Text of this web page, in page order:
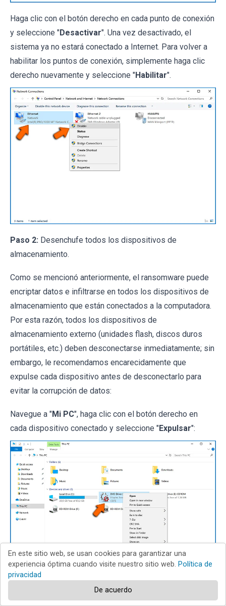
Haga clic con el botón derecho en cada punto de conexión
y seleccione "Desactivar". Una vez desactivado, el
sistema ya no estará conectado a Internet. Para volver a
habilitar los puntos de conexión, simplemente haga clic
derecho nuevamente y seleccione "Habilitar".
Paso 2: Desenchufe todos los dispositivos de
almacenamiento.
Como se mencionó anteriormente, el ransomware puede
encriptar datos e infiltrarse en todos los dispositivos de
almacenamiento que están conectados a la computadora.
Por esta razón, todos los dispositivos de
almacenamiento externo (unidades flash, discos duros
portátiles, etc.) deben desconectarse inmediatamente; sin
embargo, le recomendamos encarecidamente que
expulse cada dispositivo antes de desconectarlo para
evitar la corrupción de datos:
Navegue a "Mi PC", haga clic con el botón derecho en
cada dispositivo conectado y seleccione "Expulsar":
Cierre la sesión de las cuentas de
En este sitio web, se usan cookies para garantizar una
experiencia óptima cuando visite nuestro sitio web. Política de
privacidad
De acuerdo